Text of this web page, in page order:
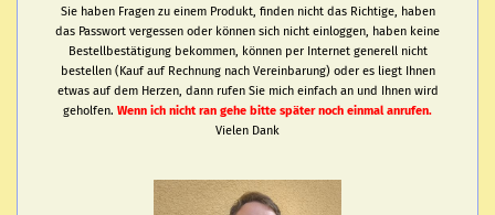
Sie haben Fragen zu einem Produkt, finden nicht das Richtige, haben
das Passwort vergessen oder können sich nicht einloggen, haben keine
Bestellbestätigung bekommen, können per Internet generell nicht
bestellen (Kauf auf Rechnung nach Vereinbarung) oder es liegt Ihnen
etwas auf dem Herzen, dann rufen Sie mich einfach an und Ihnen wird
geholfen. Wenn ich nicht ran gehe bitte später noch einmal anrufen.
Vielen Dank